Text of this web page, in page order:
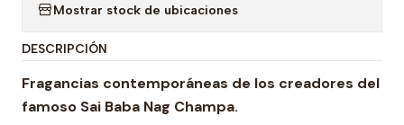
Mostrar stock de ubicaciones
DESCRIPCIÓN
Fragancias contemporáneas de los creadores del
famoso Sai Baba Nag Champa.